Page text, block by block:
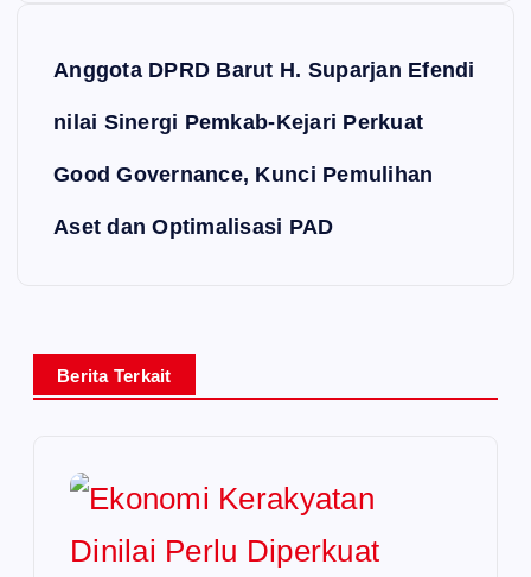
Anggota DPRD Barut H. Suparjan Efendi
nilai Sinergi Pemkab-Kejari Perkuat
Good Governance, Kunci Pemulihan
Aset dan Optimalisasi PAD
Berita Terkait